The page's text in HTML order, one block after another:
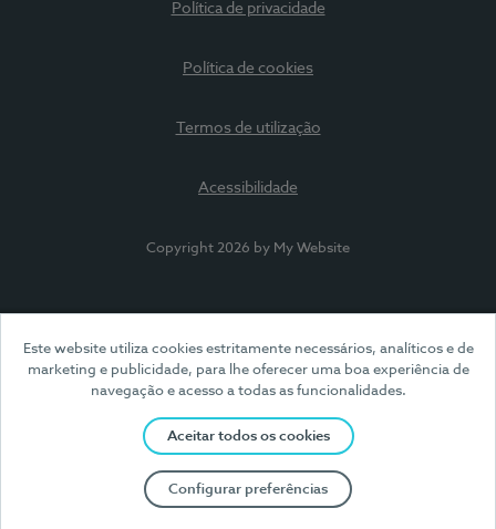
Este website utiliza cookies estritamente necessários, analíticos e de
marketing e publicidade, para lhe oferecer uma boa experiência de
navegação e acesso a todas as funcionalidades.
Aceitar todos os cookies
Configurar preferências
Política de privacidade
Política de cookies
Termos de utilização
Acessibilidade
Copyright 2026 by My Website